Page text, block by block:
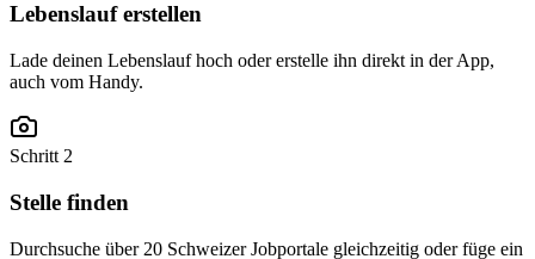
Lebenslauf erstellen
Lade deinen Lebenslauf hoch oder erstelle ihn direkt in der App,
auch vom Handy.
Schritt 2
Stelle finden
Durchsuche über 20 Schweizer Jobportale gleichzeitig oder füge ein